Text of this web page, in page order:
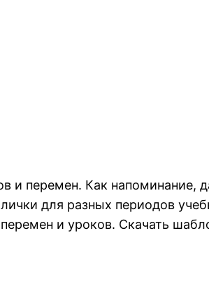
и перемен. Как напоминание,
для разных периодов
и уроков. Скачать